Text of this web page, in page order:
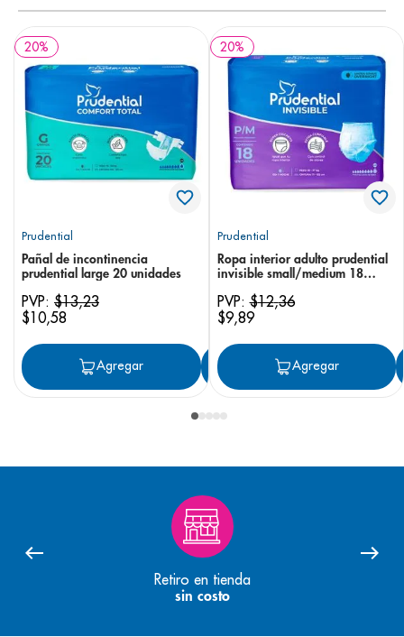
20%
Prudential
Pañal de incontinencia
prudential large 20 unidades
PVP: $13,23
$10,58
Agregar Agregar
20%
Prudential
Ropa interior adulto prudential
invisible small/medium 18
PVP:$12,36
$9,89
Agregar
Retiro en tienda
sin costo